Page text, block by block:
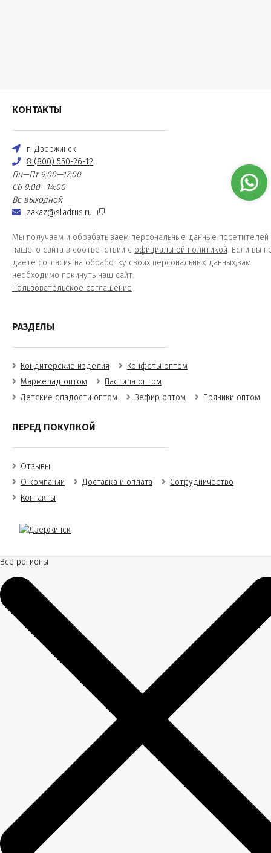
КОНТАКТЫ
г. Дзержинск
8 (800) 550-26-12
Пн—Пт 9:00—17:00
Сб 9:00—14:00
Вс выходной
zakaz@sladrus.ru
Мы получаем и обрабатываем персональные данные посетителей
нашего сайта в соответствии с официальной политикой. Если вы
даете согласия на обработку своих персональных данных,вам
необходимо покинуть наш сайт.
Пользовательское соглашение
РАЗДЕЛЫ
Кондитерские изделия
Конфеты оптом
Мармелад оптом
Пастила оптом
Детские сладости оптом
Зефир оптом Пряники оптом
ПЕРЕД ПОКУПКОЙ
Отзывы
О компании
Доставка и оплата
Сотрудничество
Контакты
Все регионы